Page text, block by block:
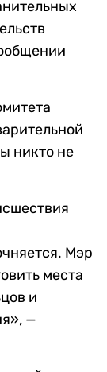
никто не
Мэр
места
и
—